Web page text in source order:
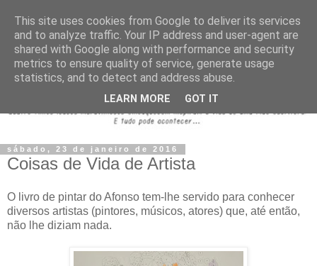
sábado, 23 de janeiro de 2016
Coisas de Vida de Artista
O livro de pintar do Afonso tem-lhe servido para conhecer
diversos artistas (pintores, músicos, atores) que, até então,
não lhe diziam nada.
This site uses cookies from Google to deliver its services
and to analyze traffic. Your IP address and user-agent are
shared with Google along with performance and security
metrics to ensure quality of service, generate usage
statistics, and to detect and address abuse.
LEARN MORE GOT IT